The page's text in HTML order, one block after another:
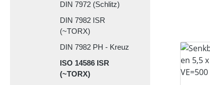
DIN 7972 (Schlitz)
DIN 7982 ISR
(~TORX)
DIN 7982 PH - Kreuz
ISO 14586 ISR
(~TORX)